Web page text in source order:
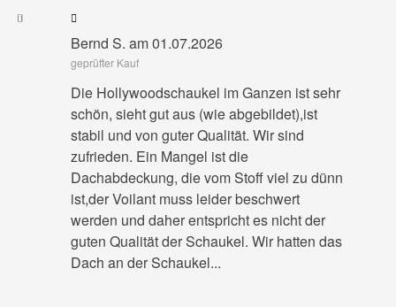
Bernd S. am 01.07.2026
geprüfter Kauf
Die Hollywoodschaukel im Ganzen ist sehr
schön, sieht gut aus (wie abgebildet),ist
stabil und von guter Qualität. Wir sind
zufrieden. Ein Mangel ist die
Dachabdeckung, die vom Stoff viel zu dünn
ist,der Voilant muss leider beschwert
werden und daher entspricht es nicht der
guten Qualität der Schaukel. Wir hatten das
Dach an der Schaukel...